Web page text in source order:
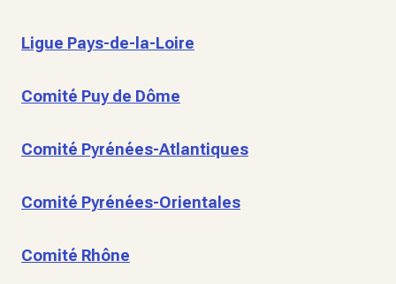
Ligue Pays-de-la-Loire
Comité Puy de Dôme
Comité Pyrénées-Atlantiques
Comité Pyrénées-Orientales
Comité Rhône